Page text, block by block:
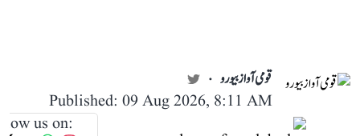
قومی آواز بیورو
Published: 09 Aug 2026, 8:11 AM
us on: